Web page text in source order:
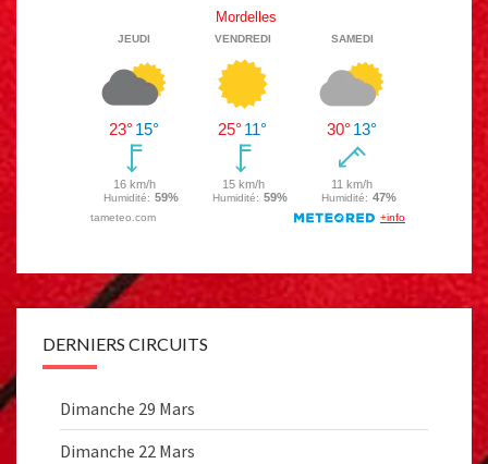
DERNIERS CIRCUITS
Dimanche 29 Mars
Dimanche 22 Mars